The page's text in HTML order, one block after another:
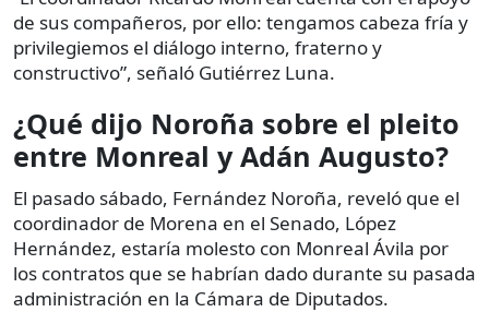
de sus compañeros, por ello: tengamos cabeza fría y
privilegiemos el diálogo interno, fraterno y
constructivo”, señaló Gutiérrez Luna.
¿Qué dijo Noroña sobre el pleito
entre Monreal y Adán Augusto?
El pasado sábado, Fernández Noroña, reveló que el
coordinador de Morena en el Senado, López
Hernández, estaría molesto con Monreal Ávila por
los contratos que se habrían dado durante su pasada
administración en la Cámara de Diputados.